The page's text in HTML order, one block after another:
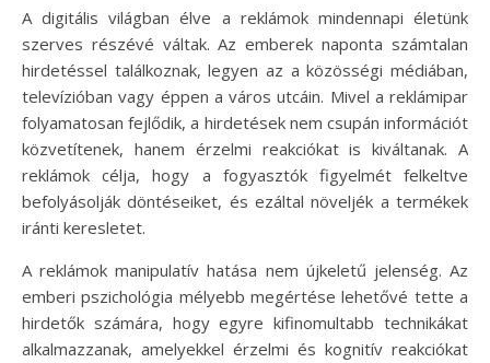
A digitális világban élve a reklámok mindennapi életünk
szerves részévé váltak. Az emberek naponta számtalan
hirdetéssel találkoznak, legyen az a közösségi médiában,
televízióban vagy éppen a város utcáin. Mivel a reklámipar
folyamatosan fejlődik, a hirdetések nem csupán információt
közvetítenek, hanem érzelmi reakciókat is kiváltanak. A
reklámok célja, hogy a fogyasztók figyelmét felkeltve
befolyásolják döntéseiket, és ezáltal növeljék a termékek
iránti keresletet.
A reklámok manipulatív hatása nem újkeletű jelenség. Az
emberi pszichológia mélyebb megértése lehetővé tette a
hirdetők számára, hogy egyre kifinomultabb technikákat
alkalmazzanak, amelyekkel érzelmi és kognitív reakciókat